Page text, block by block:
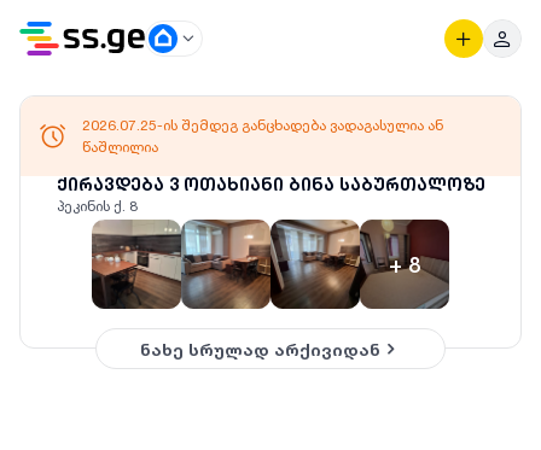
ქირავდება 3 ოთახიანი ბინა საბურთალოზე
პეკინის ქ. 8
+8
2026.07.25-ის შემდეგ განცხადება ვადაგასულია ან
წაშლილია
ნახე სრულად არქივიდან